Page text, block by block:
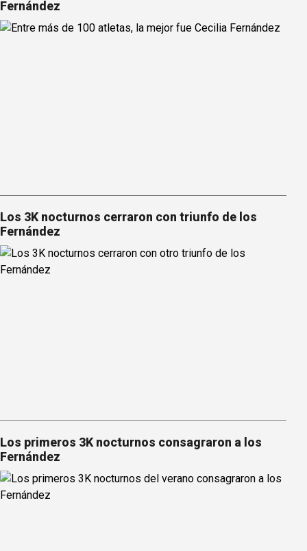
Fernández
Los 3K nocturnos cerraron con triunfo de los
Fernández
Los primeros 3K nocturnos consagraron a los
Fernández